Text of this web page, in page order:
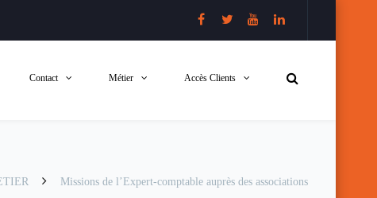
Contact Métier Accès Clients
Missions de l’Expert-comptable auprès des associations